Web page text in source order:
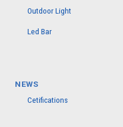
Outdoor Light
Led Bar
NEWS
Cetifications